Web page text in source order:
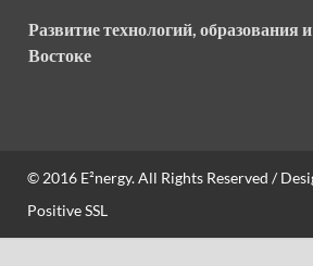
Развитие технологий, образования
Востоке
© 2016 E²nergy. All Rights Reserved /
Positive SSL